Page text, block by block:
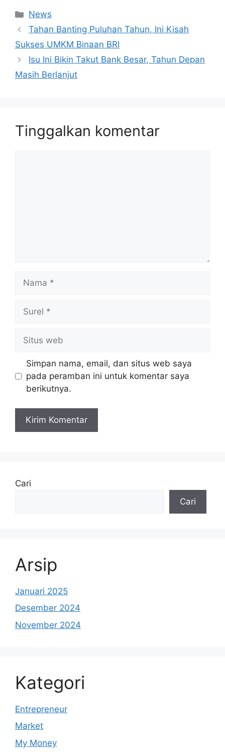
Kategori
News
Tahan Banting Puluhan Tahun, Ini Kisah
Sukses UMKM Binaan BRI
Isu Ini Bikin Takut Bank Besar, Tahun Depan
Masih Berlanjut
Tinggalkan komentar
Nama
Surel
Situs
web
Simpan nama, email, dan situs web saya
pada peramban ini untuk komentar saya
berikutnya.
Cari
Cari
Arsip
Januari 2025
Desember 2024
November 2024
Kategori
Entrepreneur
Market
My Money